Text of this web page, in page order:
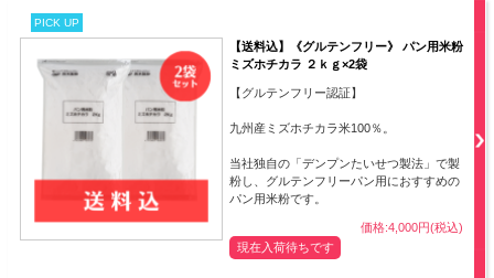
PICK UP
【送料込】《グルテンフリー》 パン用米粉
ミズホチカラ ２ｋｇ×2袋
【グルテンフリー認証】
九州産ミズホチカラ米100％。
当社独自の「デンプンたいせつ製法」で製
粉し、グルテンフリーパン用におすすめの
パン用米粉です。
価格:4,000円(税込)
現在入荷待ちです